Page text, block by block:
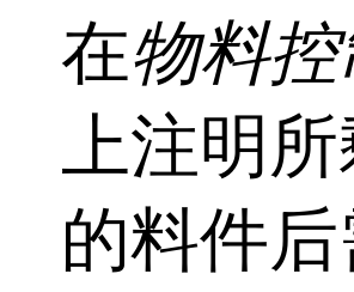
在物料
上注明
的料件